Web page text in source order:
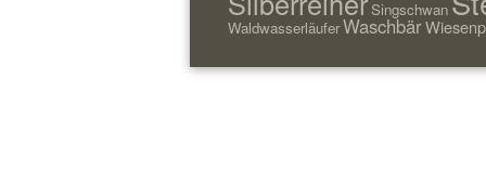
Singschwan
WaldwasserläuferWaschbär